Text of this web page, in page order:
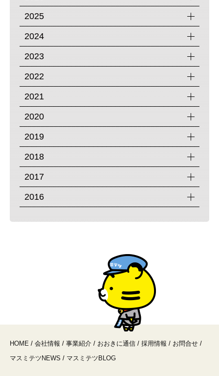
2025
2024
2023
2022
2021
2020
2019
2018
2017
2016
HOME / 会社情報 / 事業紹介 / おおきに通信 / 採用情報 / お問合せ /
マスミテツNEWS / マスミテツBLOG